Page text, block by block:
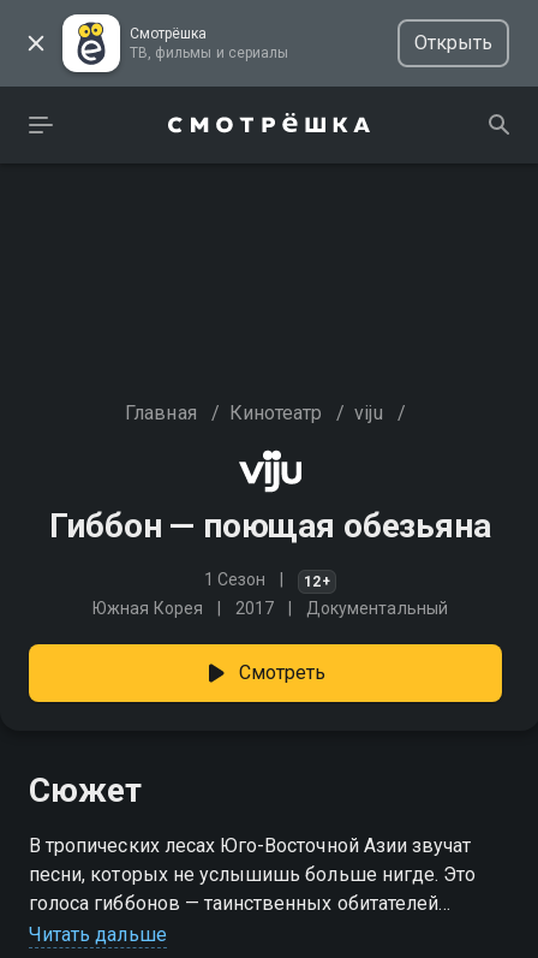
Смотрёшка
ТВ, фильмы и сериалы
Открыть
Главная / Кинотеатр / viju /
Гиббон — поющая обезьяна
1 Сезон 12+
Южная Корея 2017 Документальный
Смотреть
Сюжет
В тропических лесах Юго-Восточной Азии звучат
песни, которых не услышишь больше нигде. Это
голоса гиббонов — таинственных обитателей
верхушек деревьев и наименее известных
Читать дальше